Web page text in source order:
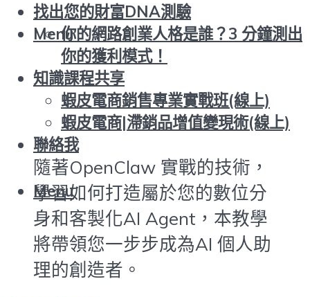
Menu
找出您的財富DNA測驗
你的網路創業人格是誰？3 分鐘測出
你的獲利模式！
知識課程共享
蝦皮電商銷售專業實戰班(線上)
蝦皮電商|滯銷品增值變現術(線上)
聯絡我
Menu
隨著OpenClaw 實戰的技術，
學習如何打造屬於您的數位分
身和客製化AI Agent，本教學
將帶領您一步步成為AI 個人助
理的創造者。